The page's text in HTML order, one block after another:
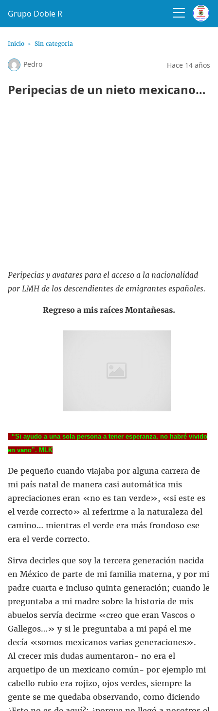
Grupo Doble R
Inicio Sin categoria
Pedro Hace 14 años
Peripecias de un nieto mexicano…
Peripecias y avatares para el acceso a la nacionalidad
por LMH de los descendientes de emigrantes españoles.
Regreso a mis raíces Montañesas.
“Si ayudo a una sola persona a tener esperanza, no habré vivido
en vano”. MLK
De pequeño cuando viajaba por alguna carrera de
mi país natal de manera casi automática mis
apreciaciones eran «no es tan verde», «si este es
el verde correcto» al referirme a la naturaleza del
camino… mientras el verde era más frondoso ese
era el verde correcto.
Sirva decirles que soy la tercera generación nacida
en México de parte de mi familia materna, y por mi
padre cuarta e incluso quinta generación; cuando le
preguntaba a mi madre sobre la historia de mis
abuelos servía decirme «creo que eran Vascos o
Gallegos…» y si le preguntaba a mi papá el me
decía «somos mexicanos varias generaciones».
Al crecer mis dudas aumentaron- no era el
arquetipo de un mexicano común- por ejemplo mi
cabello rubio era rojizo, ojos verdes, siempre la
gente se me quedaba observando, como diciendo